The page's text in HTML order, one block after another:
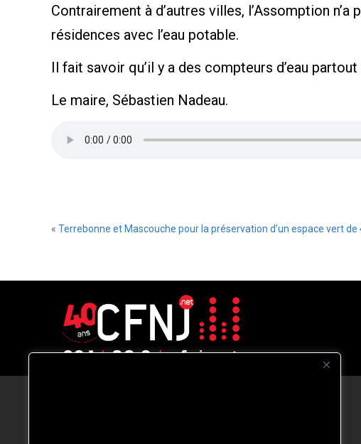
Contrairement à d’autres villes, l’Assomption
résidences avec l’eau potable.
Il fait savoir qu’il y a des compteurs d’eau
Le maire, Sébastien Nadeau.
« Terrebonne et Mascouche pour la préservation d’un espace vert